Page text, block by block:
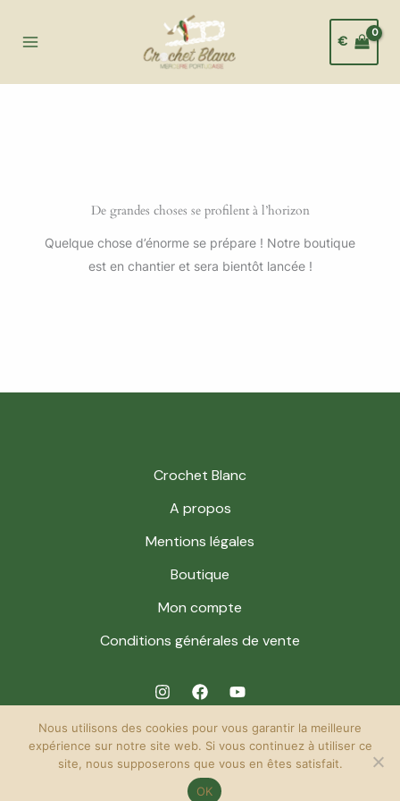
€
De grandes choses se profilent à l’horizon
Quelque chose d’énorme se prépare ! Notre boutique
est en chantier et sera bientôt lancée !
Crochet Blanc
A propos
Mentions légales
Boutique
Mon compte
Conditions générales de vente
© 2026 Crochet Blanc. Powered by Crochet Blanc.
Nous utilisons des cookies pour vous garantir la meilleure
expérience sur notre site web. Si vous continuez à utiliser ce
site, nous supposerons que vous en êtes satisfait.
OK